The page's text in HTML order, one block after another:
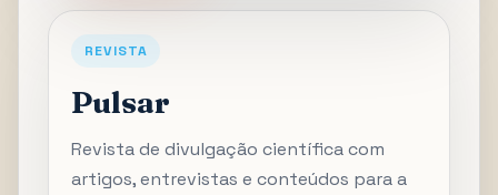
REVISTA
Pulsar
Revista de divulgação científica com
artigos, entrevistas e conteúdos para a